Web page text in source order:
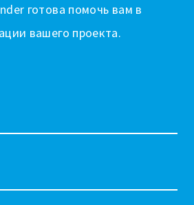
готова помочь вам в
вашего проекта.